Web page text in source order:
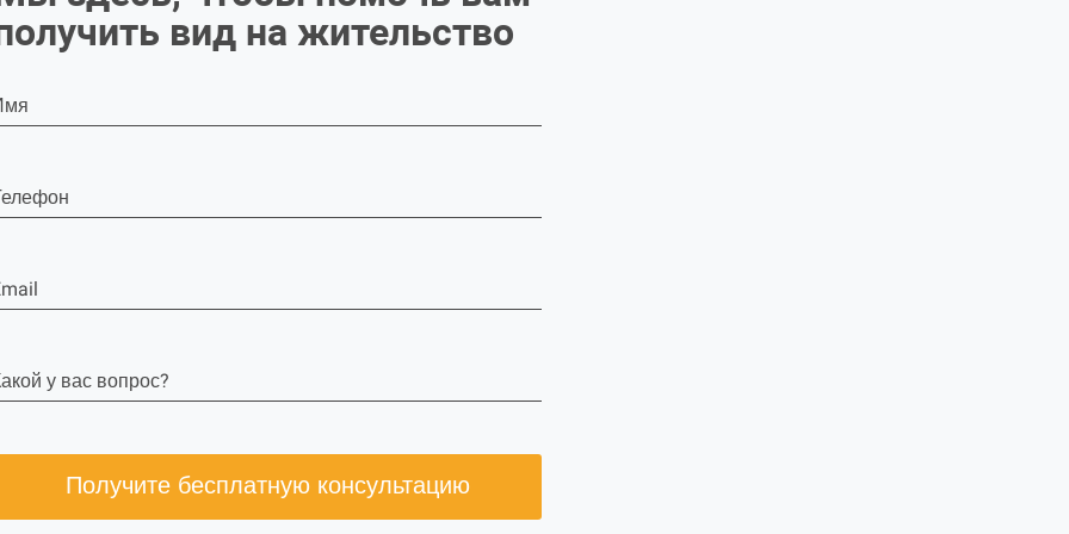
вид на жительство
у вас вопрос?
Получите бесплатную консультацию